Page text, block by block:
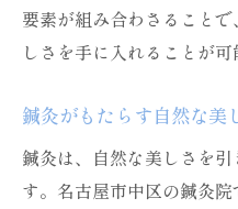
要素が組み合わさること
しさを手に入れることが可
鍼灸がもたらす自然な美
鍼灸は、自然な美しさを
す。名古屋市中区の鍼灸